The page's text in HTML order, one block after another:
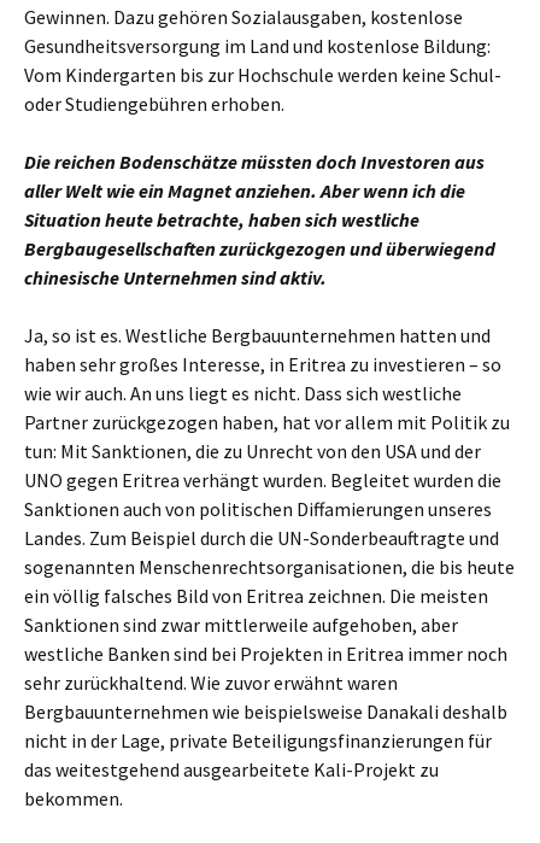
Gewinnen. Dazu gehören Sozialausgaben, kostenlose
Gesundheitsversorgung im Land und kostenlose Bildung:
Vom Kindergarten bis zur Hochschule werden keine Schul-
oder Studiengebühren erhoben.
Die reichen Bodenschätze müssten doch Investoren aus
aller Welt wie ein Magnet anziehen. Aber wenn ich die
Situation heute betrachte, haben sich westliche
Bergbaugesellschaften zurückgezogen und überwiegend
chinesische Unternehmen sind aktiv.
Ja, so ist es. Westliche Bergbauunternehmen hatten und
haben sehr großes Interesse, in Eritrea zu investieren – so
wie wir auch. An uns liegt es nicht. Dass sich westliche
Partner zurückgezogen haben, hat vor allem mit Politik zu
tun: Mit Sanktionen, die zu Unrecht von den USA und der
UNO gegen Eritrea verhängt wurden. Begleitet wurden die
Sanktionen auch von politischen Diffamierungen unseres
Landes. Zum Beispiel durch die UN-Sonderbeauftragte und
sogenannten Menschenrechtsorganisationen, die bis heute
ein völlig falsches Bild von Eritrea zeichnen. Die meisten
Sanktionen sind zwar mittlerweile aufgehoben, aber
westliche Banken sind bei Projekten in Eritrea immer noch
sehr zurückhaltend. Wie zuvor erwähnt waren
Bergbauunternehmen wie beispielsweise Danakali deshalb
nicht in der Lage, private Beteiligungsfinanzierungen für
das weitestgehend ausgearbeitete Kali-Projekt zu
bekommen.